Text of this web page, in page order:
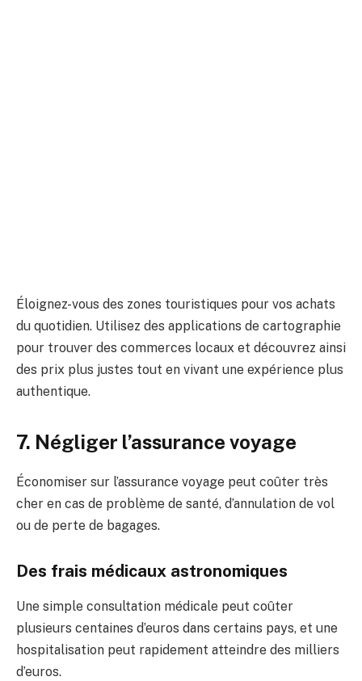
Éloignez-vous des zones touristiques pour vos achats
du quotidien. Utilisez des applications de cartographie
pour trouver des commerces locaux et découvrez ainsi
des prix plus justes tout en vivant une expérience plus
authentique.
7. Négliger l’assurance voyage
Économiser sur l’assurance voyage peut coûter très
cher en cas de problème de santé, d’annulation de vol
ou de perte de bagages.
Des frais médicaux astronomiques
Une simple consultation médicale peut coûter
plusieurs centaines d’euros dans certains pays, et une
hospitalisation peut rapidement atteindre des milliers
d’euros.